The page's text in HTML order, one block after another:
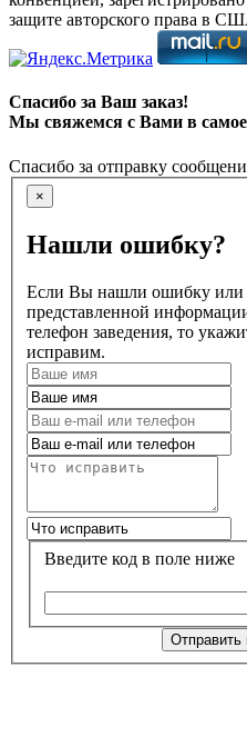
защите авторского права в
Спасибо за Ваш заказ!
Мы свяжемся с Вами в
Спасибо за отправку
×
Нашли ошибку?
Если Вы нашли ошибку или
представленной
телефон заведения, то
исправим.
Введите код в поле ниже
Отправить